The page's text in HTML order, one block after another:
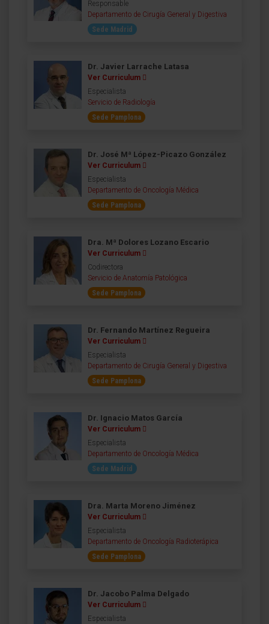
Responsable
Departamento de Cirugía General y Digestiva
Sede Madrid
Dr. Javier Larrache Latasa
Ver Curriculum
Especialista
Servicio de Radiología
Sede Pamplona
Dr. José Mª López-Picazo González
Ver Curriculum
Especialista
Departamento de Oncología Médica
Sede Pamplona
Dra. Mª Dolores Lozano Escario
Ver Curriculum
Codirectora
Servicio de Anatomía Patológica
Sede Pamplona
Dr. Fernando Martínez Regueira
Ver Curriculum
Especialista
Departamento de Cirugía General y Digestiva
Sede Pamplona
Dr. Ignacio Matos García
Ver Curriculum
Especialista
Departamento de Oncología Médica
Sede Madrid
Dra. Marta Moreno Jiménez
Ver Curriculum
Especialista
Departamento de Oncología Radioterápica
Sede Pamplona
Dr. Jacobo Palma Delgado
Ver Curriculum
Especialista